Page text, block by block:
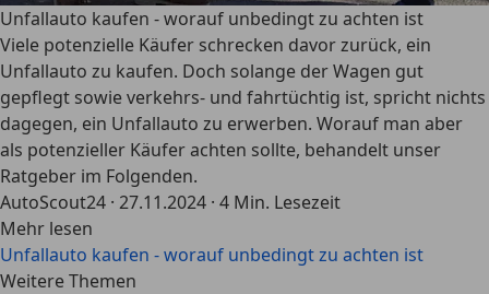
Unfallauto kaufen - worauf unbedingt zu achten ist
Viele potenzielle Käufer schrecken davor zurück, ein
Unfallauto zu kaufen. Doch solange der Wagen gut
gepflegt sowie verkehrs- und fahrtüchtig ist, spricht nichts
dagegen, ein Unfallauto zu erwerben. Worauf man aber
als potenzieller Käufer achten sollte, behandelt unser
Ratgeber im Folgenden.
AutoScout24 · 27.11.2024 · 4 Min. Lesezeit
Mehr lesen
Unfallauto kaufen - worauf unbedingt zu achten ist
Weitere Themen